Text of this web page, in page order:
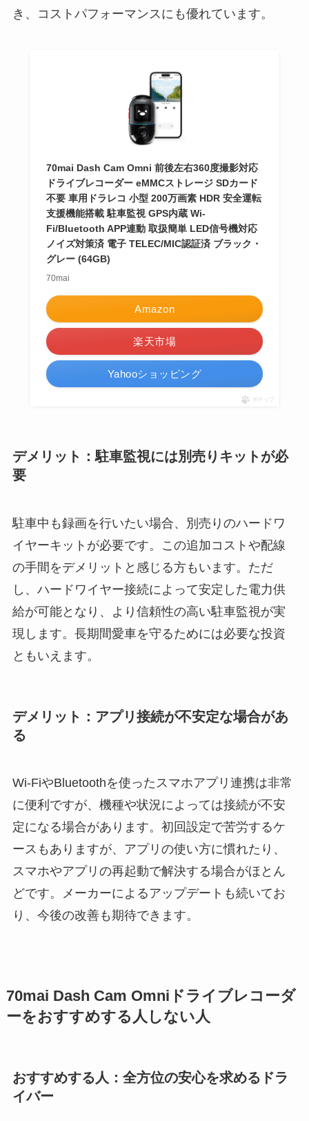
き、コストパフォーマンスにも優れています。
70mai Dash Cam Omni 前後左右360度撮影対応
ドライブレコーダー eMMCストレージ SDカード
不要 車用ドラレコ 小型 200万画素 HDR 安全運転
支援機能搭載 駐車監視 GPS内蔵 Wi-
Fi/Bluetooth APP連動 取扱簡単 LED信号機対応
ノイズ対策済 電子 TELEC/MIC認証済 ブラック・
グレー (64GB)
70mai
Amazon
楽天市場
Yahooショッピング
ポチップ
デメリット：駐車監視には別売りキットが必
要
駐車中も録画を行いたい場合、別売りのハードワ
イヤーキットが必要です。この追加コストや配線
の手間をデメリットと感じる方もいます。ただ
し、ハードワイヤー接続によって安定した電力供
給が可能となり、より信頼性の高い駐車監視が実
現します。長期間愛車を守るためには必要な投資
ともいえます。
デメリット：アプリ接続が不安定な場合があ
る
Wi-FiやBluetoothを使ったスマホアプリ連携は非常
に便利ですが、機種や状況によっては接続が不安
定になる場合があります。初回設定で苦労するケ
ースもありますが、アプリの使い方に慣れたり、
スマホやアプリの再起動で解決する場合がほとん
どです。メーカーによるアップデートも続いてお
り、今後の改善も期待できます。
70mai Dash Cam Omniドライブレコーダ
ーをおすすめする人しない人
おすすめする人：全方位の安心を求めるドラ
イバー